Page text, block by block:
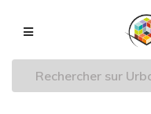
principal
Navigation
principale